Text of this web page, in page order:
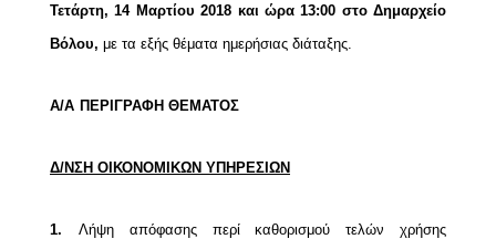
Τετάρτη, 14 Μαρτίου 2018 και ώρα 13:00 στο Δημαρχείο
Βόλου, με τα εξής θέματα ημερήσιας διάταξης.
Α/Α ΠΕΡΙΓΡΑΦΗ ΘΕΜΑΤΟΣ
Δ/ΝΣΗ ΟΙΚΟΝΟΜΙΚΩΝ ΥΠΗΡΕΣΙΩΝ
1.
Λήψη απόφασης περί καθορισμού τελών χρήσης